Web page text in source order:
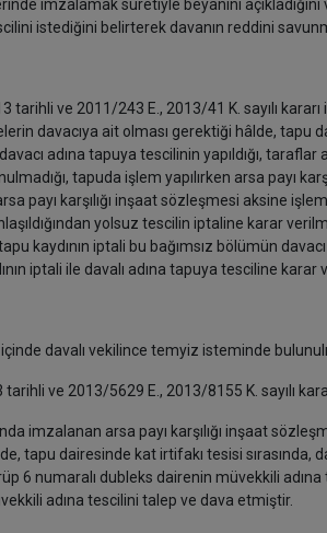
suretiyle beyanını açıkladığını ve
istediğini belirterek davanın reddini
ve 2011/243 E., 2013/41 K. sayılı
davacıya ait olması gerektiği hâlde, tapu
adına tapuya tescilinin yapıldığı,
tapuda işlem yapılırken arsa payı
payı karşılığı inşaat sözleşmesi aksine
yolsuz tescilin iptaline karar
kaydının iptali bu bağımsız bölümün
iptali ile davalı adına tapuya tesciline karar
davalı vekilince temyiz isteminde
ve 2013/5629 E., 2013/8155 K. sayılı
imzalanan arsa payı karşılığı inşaat
tapu dairesinde kat irtifakı tesisi sırasında,
numaralı dubleks dairenin müvekkili adına
adına tescilini talep ve dava etmiştir.